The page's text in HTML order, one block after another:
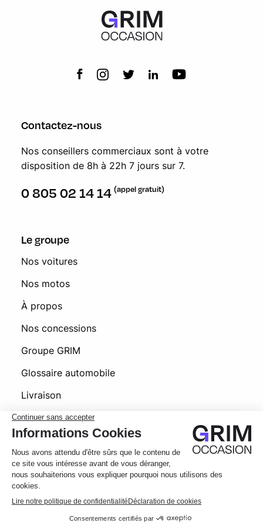
Message Appelez
Toit ouvrant panoramique en verre
Filet de séparation du coffre
Contactez-nous
Nos conseillers commerciaux sont à votre
disposition de 8h à 22h 7 jours sur 7.
0 805 02 14 14 (appel gratuit)
Le groupe
Nos voitures
Nos motos
À propos
Nos concessions
Groupe GRIM
Glossaire automobile
Livraison
Foire aux questions
© 2026 Grim Occasion
Conditions générales d’utilisation
Politique de confidentialité